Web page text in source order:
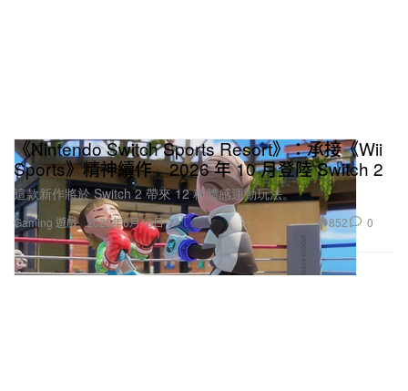
Gaming 遊戲
《Nintendo Switch Sports Resort》：承接《Wii
Sports》精神續作 2026 年 10 月登陸 Switch 2
這款新作將於 Switch 2 帶來 12 種體感運動玩法。
2026年6月10日 852 0